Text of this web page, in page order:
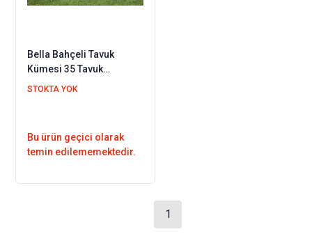
Bella Bahçeli Tavuk
Kümesi 35 Tavuk
Barınabilir + Bahçe
STOKTA YOK
Bu ürün geçici olarak
temin edilememektedir.
1